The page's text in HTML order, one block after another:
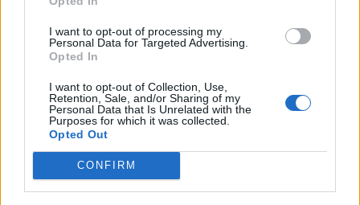
I want to opt-out of processing my
Personal Data for Targeted Advertising.
Opted In
I want to opt-out of Collection, Use,
Retention, Sale, and/or Sharing of my
Personal Data that Is Unrelated with the
Purposes for which it was collected.
Opted Out
CONFIRM
tartanak a párt a sikerétől. A legfrissebb felmérések alapján
márpedig még mindig a Sziriza vezeti a népszerűségi listát
KEDVES OLVASÓNK!
A keresett cikk a portfolio.hu hírarchívumához
tartozik, melynek olvasása előfizetéses